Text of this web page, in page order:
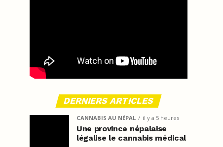
DERNIERS ARTICLES
CANNABIS AU NÉPAL il y a 5 heures
Une province népalaise
légalise le cannabis médical